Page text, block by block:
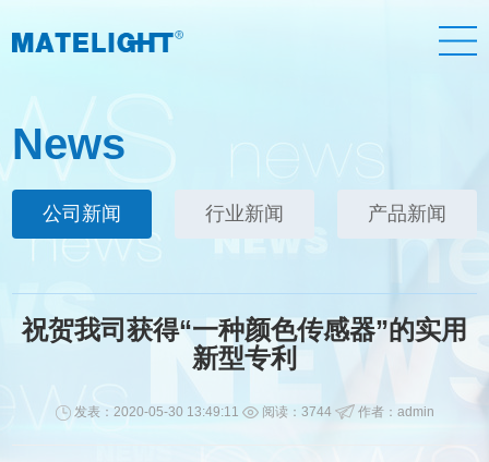
News
公司新闻 行业新闻 产品新闻
祝贺我司获得“一种颜色传感器”的实用
新型专利
发表：2020-05-30 13:49:11 阅读：3744 作者：admin